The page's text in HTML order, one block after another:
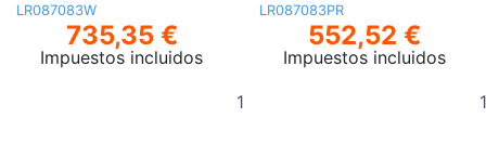
LR087083W
735,35 €
Impuestos incluidos
LR087083PR
552,52 €
Impuestos incluidos